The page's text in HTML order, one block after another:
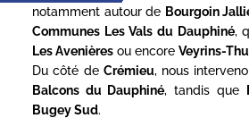
notamment autour de Bourgoin
Communes Les Vals du Dauphiné,
Les Avenièresou encore Veyrins-
Du côté de Crémieu, nous
Balcons du Dauphiné, tandis que
Bugey Sud.